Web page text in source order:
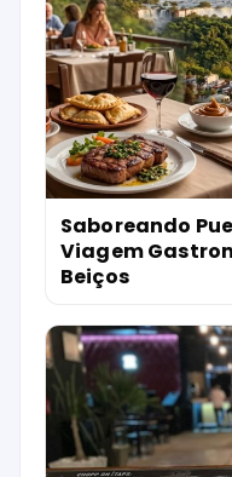
Saboreando
Viagem
Beiços